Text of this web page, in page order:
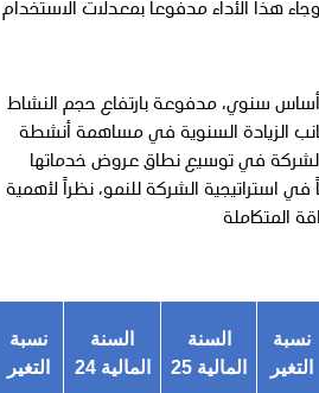
وجاء هذا الأداء مدفوعاً بمعدلات الاستخدام
مليار درهم، بزيادة قدرها 80% على أساس سنوي، مدفوعة بارتفاع حجم النشاط
الزيادة السنوية في مساهمة أنشطة
الشركة في توسيع نطاق عروض خدماتها
استراتيجية الشركة للنمو، نظراً لأهمية
المتكاملة
نسبة
التغير
السنة
المالية 25
السنة
المالية 24
نسبة
التغير